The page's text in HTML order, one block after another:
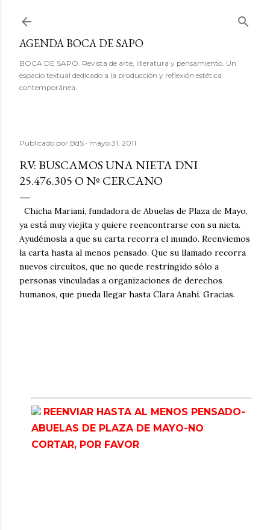
AGENDA BOCA DE SAPO
BOCA DE SAPO. Revista de arte, literatura y pensamiento. Un
espacio textual dedicado a la producción y reflexión estética
contemporánea.
Publicado por BdS mayo 31, 2011
RV: BUSCAMOS UNA NIETA DNI
25.476.305 O Nº CERCANO
Chicha Mariani, fundadora de Abuelas de Plaza de Mayo,
ya está muy viejita y quiere reencontrarse con su nieta.
Ayudémosla a que su carta recorra el mundo. Reenviemos
la carta hasta al menos pensado. Que su llamado recorra
nuevos circuitos, que no quede restringido sólo a
personas vinculadas a organizaciones de derechos
humanos, que pueda llegar hasta Clara Anahí. Gracias.
REENVIAR HASTA AL MENOS PENSADO-
ABUELAS DE PLAZA DE MAYO-NO
CORTAR, POR FAVOR